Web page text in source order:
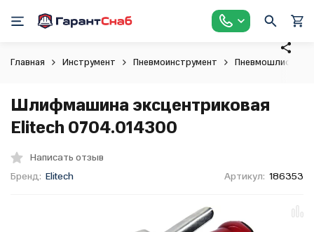
Главная Инструмент Пневмоинструмент
Шлифмашина эксцентриковая
Elitech 0704.014300
Написать отзыв
Бренд: Elitech Артикул: 186353